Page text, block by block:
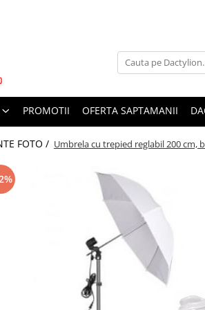
PROMOTII OFERTA SAPTAMANII
FOTO / Umbrela cu trepied reglabil 200 cm,